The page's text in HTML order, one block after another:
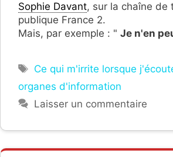
Sophie Davant, sur la chaîne de
publique France 2.
Mais, par exemple : " Je n'en
Étiquettes
Ce qui m'irrite lorsque
organes d'information
Laisser un commentaire